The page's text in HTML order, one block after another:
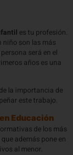
es tu profesión.
niño son las más
será en el
años es una
la importancia de
este trabajo.
Educación
de los más
además pone en
al menor.